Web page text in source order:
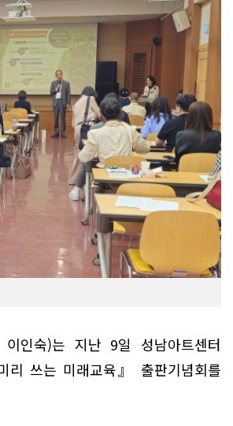
인숙)는 지난 9일 성남아트센터
리 쓰는 미래교육』 출판기념회를